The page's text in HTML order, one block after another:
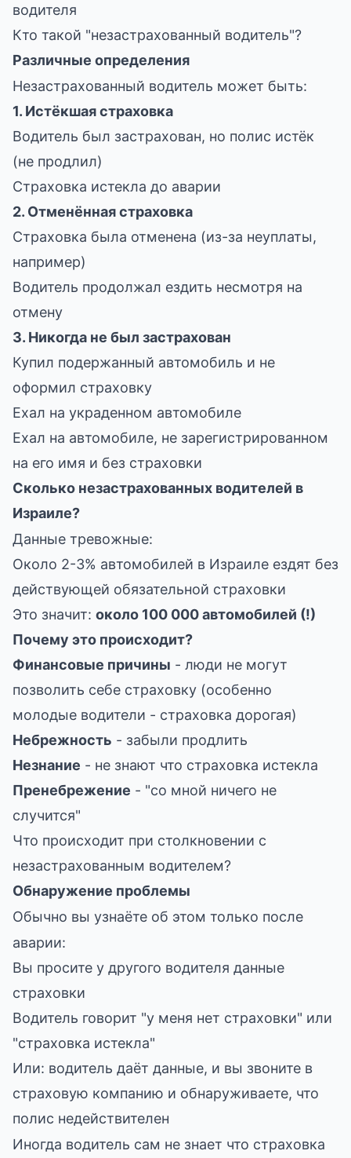
водителя
Кто такой "незастрахованный водитель"?
Различные определения
Незастрахованный водитель может быть:
1. Истёкшая страховка
Водитель был застрахован, но полис истёк
(не продлил)
Страховка истекла до аварии
2. Отменённая страховка
Страховка была отменена (из-за неуплаты,
например)
Водитель продолжал ездить несмотря на
отмену
3. Никогда не был застрахован
Купил подержанный автомобиль и не
оформил страховку
Ехал на украденном автомобиле
Ехал на автомобиле, не зарегистрированном
на его имя и без страховки
Сколько незастрахованных водителей в
Израиле?
Данные тревожные:
Около 2-3% автомобилей в Израиле ездят без
действующей обязательной страховки
Это значит: около 100 000 автомобилей (!)
Почему это происходит?
Финансовые причины - люди не могут
позволить себе страховку (особенно
молодые водители - страховка дорогая)
Небрежность - забыли продлить
Незнание - не знают что страховка истекла
Пренебрежение - "со мной ничего не
случится"
Что происходит при столкновении с
незастрахованным водителем?
Обнаружение проблемы
Обычно вы узнаёте об этом только после
аварии:
Вы просите у другого водителя данные
страховки
Водитель говорит "у меня нет страховки" или
"страховка истекла"
Или: водитель даёт данные, и вы звоните в
страховую компанию и обнаруживаете, что
полис недействителен
Иногда водитель сам не знает что страховка